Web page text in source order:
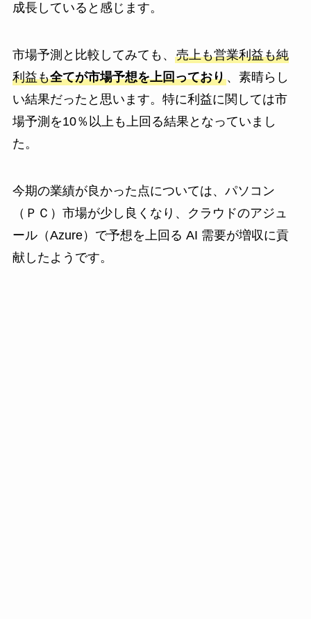
成長していると感じます。
市場予測と比較してみても、 売上も営業利益も純
利益も全てが市場予想を上回っており、素晴らし
い結果だったと思います。特に利益に関しては市
場予測を10％以上も上回る結果となっていまし
た。
今期の業績が良かった点については、パソコン
（ＰＣ）市場が少し良くなり、クラウドのアジュ
ール（Azure）で予想を上回る AI 需要が増収に貢
献したようです。